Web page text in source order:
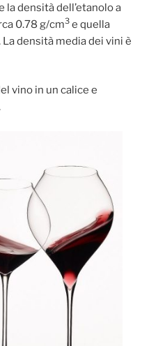
la densità dell’etanolo a
0.78 g/cm3 e quella
La densità media dei vini è
vino in un calice e